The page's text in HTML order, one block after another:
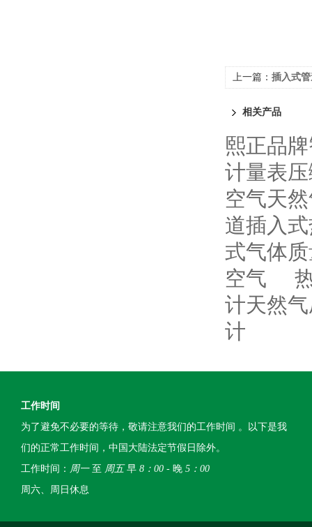
上一篇： 插入式
相关产品
熙正品
计量表
空气天
道插入
式气体
空气
计天然
计
工作时间
为了避免不必要的等待，敬请注意我们的工作时间 。以下是我
们的正常工作时间，中国大陆法定节假日除外。
工作时间： 周一至 周五早 8：00 - 晚 5：00
周六、周日休息